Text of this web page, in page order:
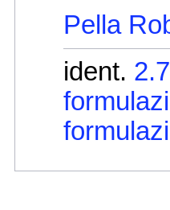
Pella
ident.